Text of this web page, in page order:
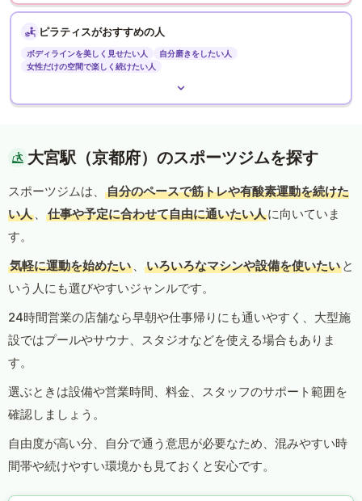
ピラティスがおすすめの人
ボディラインを美しく見せたい人
自分磨きをしたい人
女性だけの空間で楽しく続けたい人
大宮駅（京都府）のスポーツジムを探す
スポーツジムは、
自分のペースで筋トレや有酸素運動を続けた
い人 、 仕事や予定に合わせて自由に通いたい人に向いていま
す。
気軽に運動を始めたい 、 いろいろなマシンや設備を使いたい と
いう人にも選びやすいジャンルです。
24時間営業の店舗なら早朝や仕事帰りにも通いやすく、大型施
設ではプールやサウナ、スタジオなどを使える場合もありま
す。
選ぶときは設備や営業時間、料金、スタッフのサポート範囲を
確認しましょう。
自由度が高い分、自分で通う意思が必要なため、混みやすい時
間帯や続けやすい環境かも見ておくと安心です。